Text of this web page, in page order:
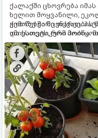
ქალაქში ცხოვრება
ხელით მოყვანილი,
გემოზე უარი თქვათ.
იმისათვის, რომ
ყოველდღიურად ახალ,
ბოსტნეულს მოკრეფთ.
ქოთნებში მცენარეების
და ესთეტიკური ჰობია.
კულტურები ეგუებიან
და როგორ მოუაროთ